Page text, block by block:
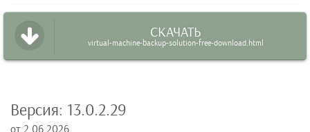
СКАЧАТЬ
virtual-machine-backup-solution-free-download.html
Версия: 13.0.2.29
от 2.06.2026